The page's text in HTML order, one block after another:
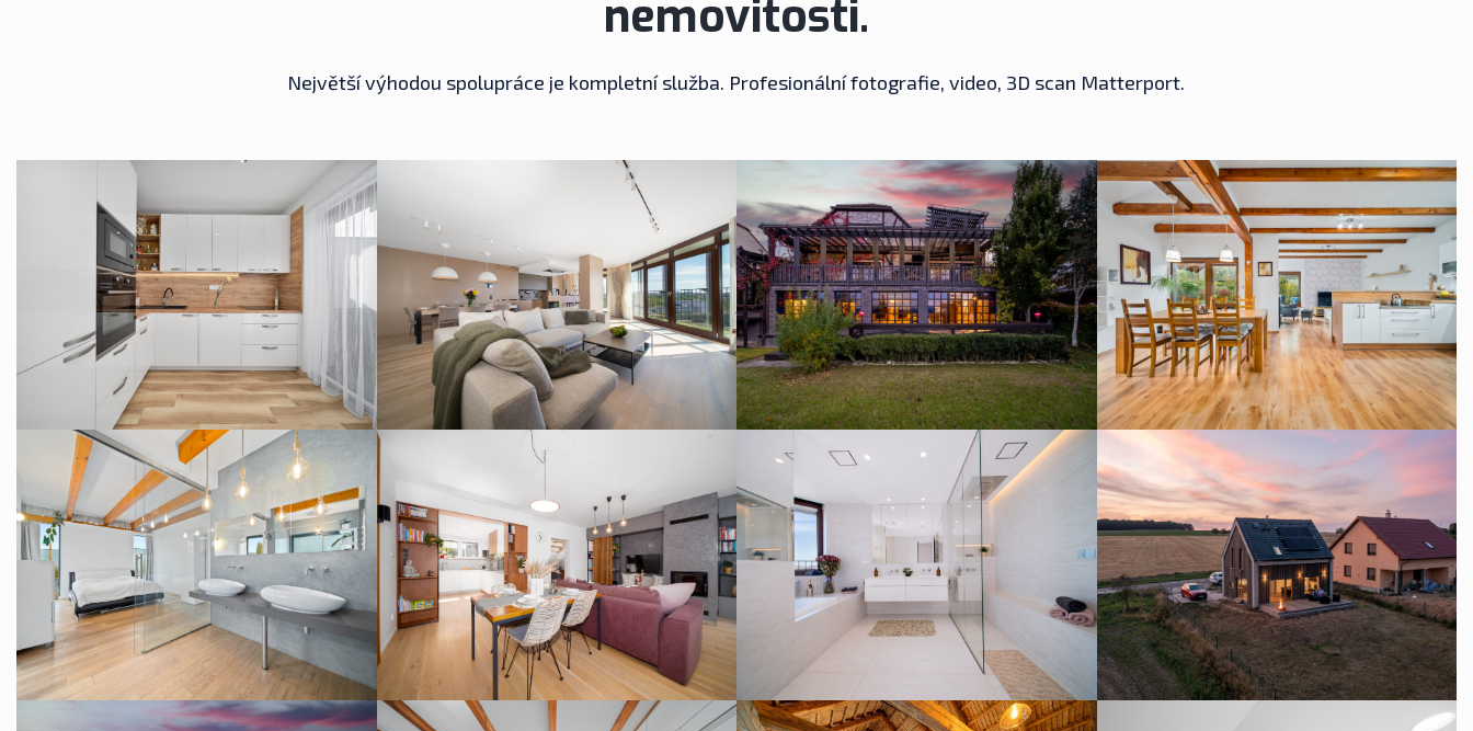
nemovitosti.
Největší výhodou spolupráce je kompletní služba. Profesionální fotografie, video, 3D scan Matterport.